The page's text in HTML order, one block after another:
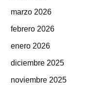
marzo 2026
febrero 2026
enero 2026
diciembre 2025
noviembre 2025